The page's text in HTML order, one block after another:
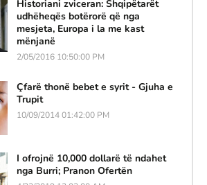
Historiani zviceran: Shqipëtarët
udhëheqës botërorë që nga
mesjeta, Europa i la me kast
mënjanë
2/05/2016 10:50:00 PM
Çfarë thonë bebet e syrit - Gjuha e
Trupit
10/09/2014 01:42:00 PM
I ofrojnë 10,000 dollarë të ndahet
nga Burri; Pranon Ofertën